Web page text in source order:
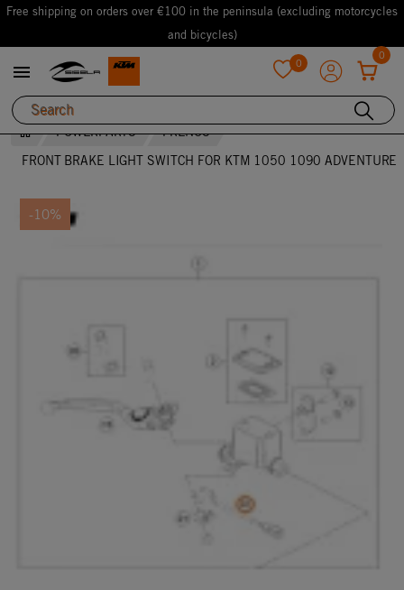
Free shipping on orders over €100 in the peninsula (excluding motorcycles
and bicycles)
 0
0
POWERPARTS
FRENOS
FRONT BRAKE LIGHT SWITCH FOR KTM 1050 1090 ADVENTURE
-10%